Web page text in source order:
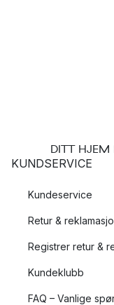
DITT HJEM
KUNDSERVICE
Kundeservice
Retur &
Registrer retur &
Kundeklubb
FAQ – Vanlige